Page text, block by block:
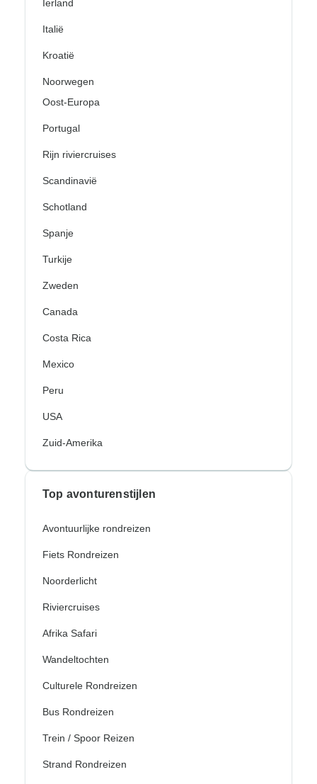
Ierland
Italië
Kroatië
Noorwegen
Oost-Europa
Portugal
Rijn riviercruises
Scandinavië
Schotland
Spanje
Turkije
Zweden
Canada
Costa Rica
Mexico
Peru
USA
Zuid-Amerika
Top avonturenstijlen
Avontuurlijke rondreizen
Fiets Rondreizen
Noorderlicht
Riviercruises
Afrika Safari
Wandeltochten
Culturele Rondreizen
Bus Rondreizen
Trein / Spoor Reizen
Strand Rondreizen